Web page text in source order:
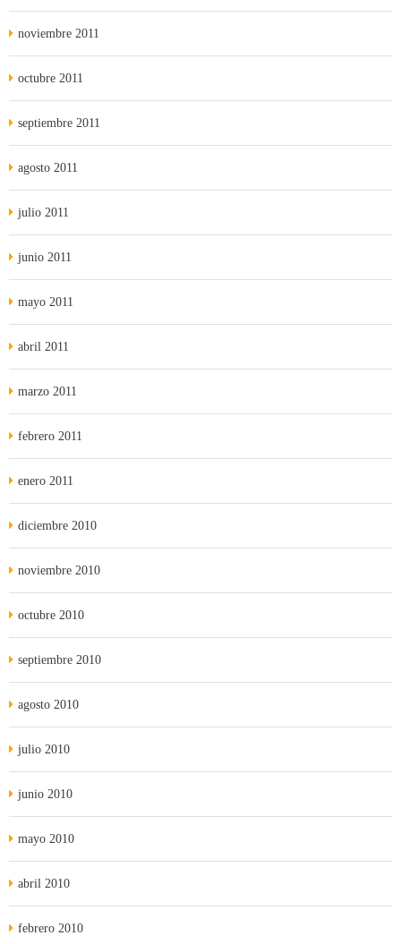
noviembre 2011
octubre 2011
septiembre 2011
agosto 2011
julio 2011
junio 2011
mayo 2011
abril 2011
marzo 2011
febrero 2011
enero 2011
diciembre 2010
noviembre 2010
octubre 2010
septiembre 2010
agosto 2010
julio 2010
junio 2010
mayo 2010
abril 2010
febrero 2010